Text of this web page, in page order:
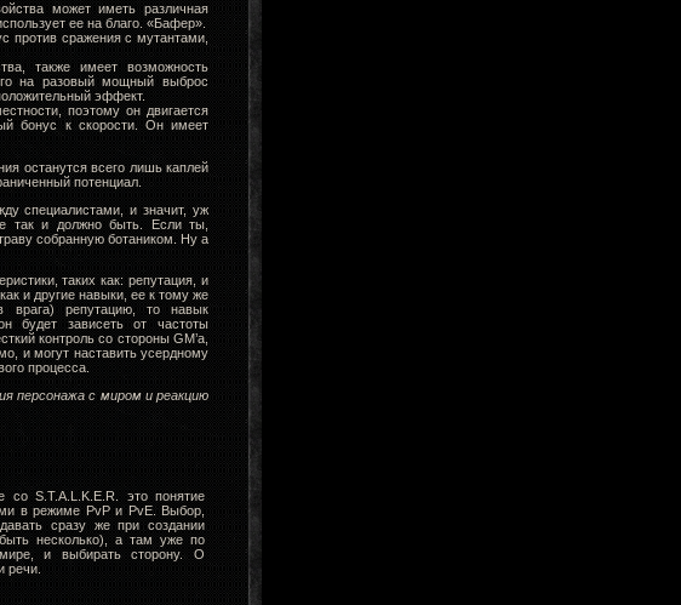
может иметь различная
ее на благо. «Бафер».
против сражения с мутантами,
также имеет возможность
на разовый мощный выброс
эффект.
поэтому он двигается
бонус к скорости. Он имеет
останутся всего лишь каплей
потенциал.
специалистами, и значит, уж
так и должно быть. Если ты,
собранную ботаником. Ну а
таких как: репутация, и
и другие навыки, ее к тому же
врага) репутацию, то навык
будет зависеть от частоты
контроль со стороны GM’а,
и могут наставить усердному
процесса.
персонажа с миром и реакцию
S.T.A.L.K.E.R. это понятие
в режиме PvP и PvE. Выбор,
сразу же при создании
несколько), а там уже по
и выбирать сторону. О
речи.